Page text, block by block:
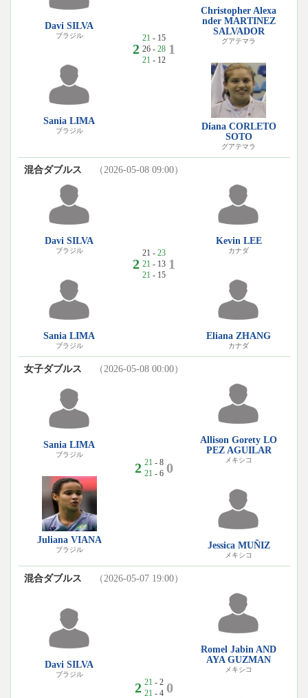
Davi SILVA
ブラジル
Sania LIMA
ブラジル
2
21 - 15
26 - 28
21 - 12
1
Christopher Alexa
nder MARTINEZ
SALVADOR
グアテマラ
Diana CORLETO
SOTO
グアテマラ
混合ダブルス （2026-05-08 09:00）
Davi SILVA
ブラジル
Sania LIMA
ブラジル
2
21 - 23
21 - 13
21 - 15
1
Kevin LEE
カナダ
Eliana ZHANG
カナダ
女子ダブルス （2026-05-08 00:00）
Sania LIMA
ブラジル
Juliana VIANA
ブラジル
2 21 - 8
21 - 6 0
Allison Gorety LO
PEZ AGUILAR
メキシコ
Jessica MUÑIZ
メキシコ
混合ダブルス （2026-05-07 19:00）
Davi SILVA
ブラジル
2 21 - 2
21 - 4 0
Romel Jabin AND
AYA GUZMAN
メキシコ